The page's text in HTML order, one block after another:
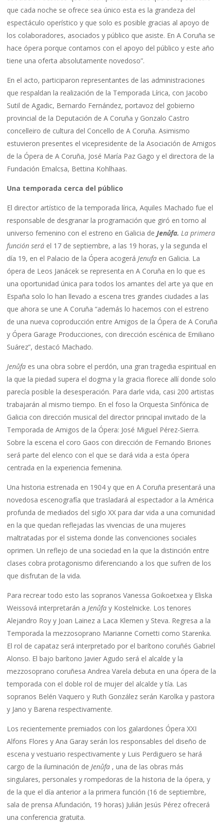
que cada noche se ofrece sea único esta es la grandeza del
espectáculo operístico y que solo es posible gracias al apoyo de
los colaboradores, asociados y público que asiste. En A Coruña se
hace ópera porque contamos con el apoyo del público y este año
tiene una oferta absolutamente novedoso”.
En el acto, participaron representantes de las administraciones
que respaldan la realización de la Temporada Lírica, con Jacobo
Sutil de Agadic, Bernardo Fernández, portavoz del gobierno
provincial de la Deputación de A Coruña y Gonzalo Castro
concelleiro de cultura del Concello de A Coruña. Asimismo
estuvieron presentes el vicepresidente de la Asociación de Amigos
de la Ópera de A Coruña, José María Paz Gago y el directora de la
Fundación Emalcsa, Bettina Kohlhaas.
Una temporada cerca del público
El director artístico de la temporada lírica, Aquiles Machado fue el
responsable de desgranar la programación que giró en torno al
universo femenino con el estreno en Galicia de Jenůfa. La primera
función será el 17 de septiembre, a las 19 horas, y la segunda el
día 19, en el Palacio de la Ópera acogerá Jenufa en Galicia. La
ópera de Leos Janácek se representa en A Coruña en lo que es
una oportunidad única para todos los amantes del arte ya que en
España solo lo han llevado a escena tres grandes ciudades a las
que ahora se une A Coruña “además lo hacemos con el estreno
de una nueva coproducción entre Amigos de la Ópera de A Coruña
y Ópera Garage Producciones, con dirección escénica de Emiliano
Suárez”, destacó Machado.
Jenůfa es una obra sobre el perdón, una gran tragedia espiritual en
la que la piedad supera el dogma y la gracia florece allí donde solo
parecía posible la desesperación. Para darle vida, casi 200 artistas
trabajarán al mismo tiempo. En el foso la Orquesta Sinfónica de
Galicia con dirección musical del director principal invitado de la
Temporada de Amigos de la Ópera: José Miguel Pérez-Sierra.
Sobre la escena el coro Gaos con dirección de Fernando Briones
será parte del elenco con el que se dará vida a esta ópera
centrada en la experiencia femenina.
Una historia estrenada en 1904 y que en A Coruña presentará una
novedosa escenografía que trasladará al espectador a la América
profunda de mediados del siglo XX para dar vida a una comunidad
en la que quedan reflejadas las vivencias de una mujeres
maltratadas por el sistema donde las convenciones sociales
oprimen. Un reflejo de una sociedad en la que la distinción entre
clases cobra protagonismo diferenciando a los que sufren de los
que disfrutan de la vida.
Para recrear todo esto las sopranos Vanessa Goikoetxea y Eliska
Weissová interpretarán a Jenůfa y Kostelnicke. Los tenores
Alejandro Roy y Joan Lainez a Laca Klemen y Steva. Regresa a la
Temporada la mezzosoprano Marianne Cornetti como Starenka.
El rol de capataz será interpretado por el barítono coruñés Gabriel
Alonso. El bajo barítono Javier Agudo será el alcalde y la
mezzosoprano coruñesa Andrea Varela debuta en una ópera de la
temporada con el doble rol de mujer del alcalde y tía. Las
sopranos Belén Vaquero y Ruth González serán Karolka y pastora
y Jano y Barena respectivamente.
Los recientemente premiados con los galardones Ópera XXI
Alfons Flores y Ana Garay serán los responsables del diseño de
escena y vestuario respectivamente y Luis Perdiguero se hará
cargo de la iluminación de Jenůfa , una de las obras más
singulares, personales y rompedoras de la historia de la ópera, y
de la que el día anterior a la primera función (16 de septiembre,
sala de prensa Afundación, 19 horas) Julián Jesús Pérez ofrecerá
una conferencia gratuita.